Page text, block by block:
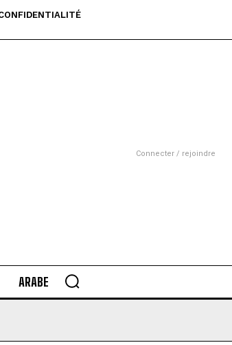
Connecter / rejoindre
ARABE